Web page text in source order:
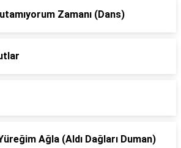
Zamanı (Dans)
Ağla (Aldı Dağları Duman)